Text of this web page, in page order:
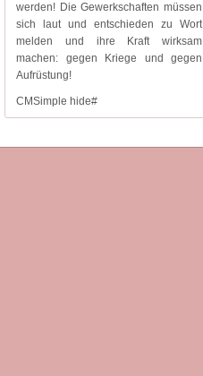
werden! Die Gewerkschaften müssen
sich laut und entschieden zu Wort
melden und ihre Kraft wirksam
machen: gegen Kriege und gegen
Aufrüstung!
CMSimple hide#